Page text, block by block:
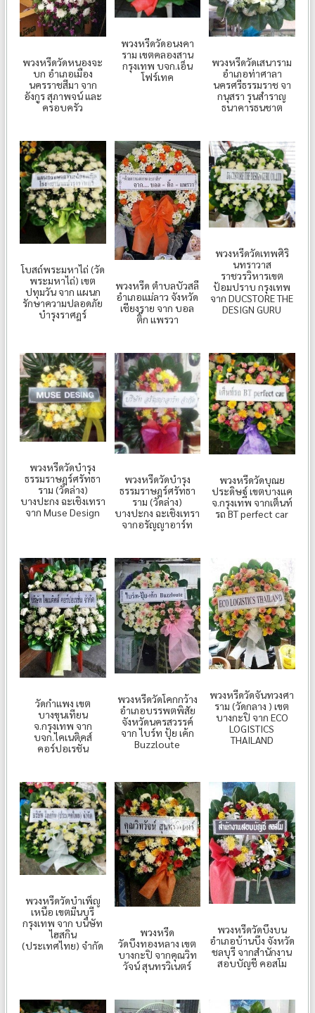
พวงหรีดวัดหนองจะ
บก อำเภอเมือง
นครราชสีมา จาก
อังกูร สุภาพจน์ และ
ครอบครัว
พวงหรีดวัดอนงคา
ราม เขตคลองสาน
กรุงเทพ บจก.เอ็น
โฟร์เทค
พวงหรีดวัดเสนาราม
อำเภอท่าศาลา
นครศรีธรรมราช จา
กนุสรา รุนสำราญ
ธนาคารธนชาต
โบสถ์พระมหาไถ่ (วัด
พระมหาไถ่) เขต
ปทุมวัน จาก แผนก
รักษาความปลอดภัย
บำรุงราศฎร์
พวงหรีด ตำบลบัวสลี
อำเภอแม่ลาว จังหวัด
เชียงราย จาก บอล
ติ๊ก แพรวา
พวงหรีดวัดเทพศิริ
นทราวาส
ราชวรวิหารเขต
ป้อมปราบ กรุงเทพ
จาก DUCSTORE THE
DESIGN GURU
พวงหรีดวัดบำรุง
ธรรมราษฎร์ศรัทธา
ราม (วัดล่าง)
บางปะกง ฉะเชิงเทรา
จาก Muse Design
พวงหรีดวัดบำรุง
ธรรมราษฎร์ศรัทธา
ราม (วัดล่าง)
บางปะกง ฉะเชิงเทรา
จากอรัญญาอาร์ท
พวงหรีดวัดบุณย
ประดิษฐ์ เขตบางแค
จ.กรุงเทพ จากเต็นท์
รถ BT perfect car
วัดกำแพง เขต
บางขุนเทียน
จ.กรุงเทพ จาก
บจก.ไคเนติคส์
คอร์ปอเรชั่น
พวงหรีดวัดโคกกว้าง
อำเภอบรรพตพิสัย
จังหวัดนครสวรรค์
จาก ไบร์ท ปุ้ย เค้ก
Buzzloute
พวงหรีดวัดจันทวงศา
ราม (วัดกลาง ) เขต
บางกะปิ จาก ECO
LOGISTICS
THAILAND
พวงหรีดวัดบำเพ็ญ
เหนือ เขตมีนบุรี
กรุงเทพ จาก บนิษัท
ไฮสกิน
(ประเทศไทย) จำกัด
พวงหรีด
วัดบึงทองหลาง เขต
บางกะปิ จากคุณวิท
วัจน์ สุนทรวิเนตร์
พวงหรีดวัดบึงบน
อำเภอบ้านบึง จังหวัด
ชลบุรี จากสำนักงาน
สอบบัญชี คอสโม